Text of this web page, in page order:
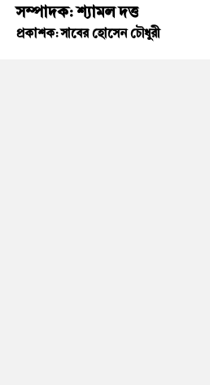
সম্পাদক: শ্যামল দত্ত
প্রকাশক: সাবের হোসেন চৌধুরী